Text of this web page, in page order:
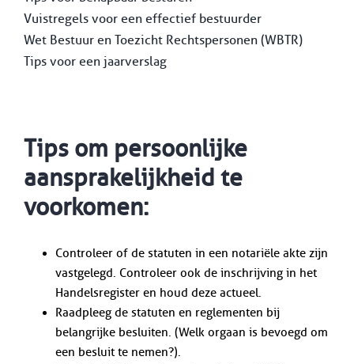
Vuistregels voor een effectief bestuurder
Wet Bestuur en Toezicht Rechtspersonen (WBTR)
Tips voor een jaarverslag
Tips om persoonlijke
aansprakelijkheid te
voorkomen:
Controleer of de statuten in een notariële akte zijn
vastgelegd. Controleer ook de inschrijving in het
Handelsregister en houd deze actueel.
Raadpleeg de statuten en reglementen bij
belangrijke besluiten. (Welk orgaan is bevoegd om
een besluit te nemen?).